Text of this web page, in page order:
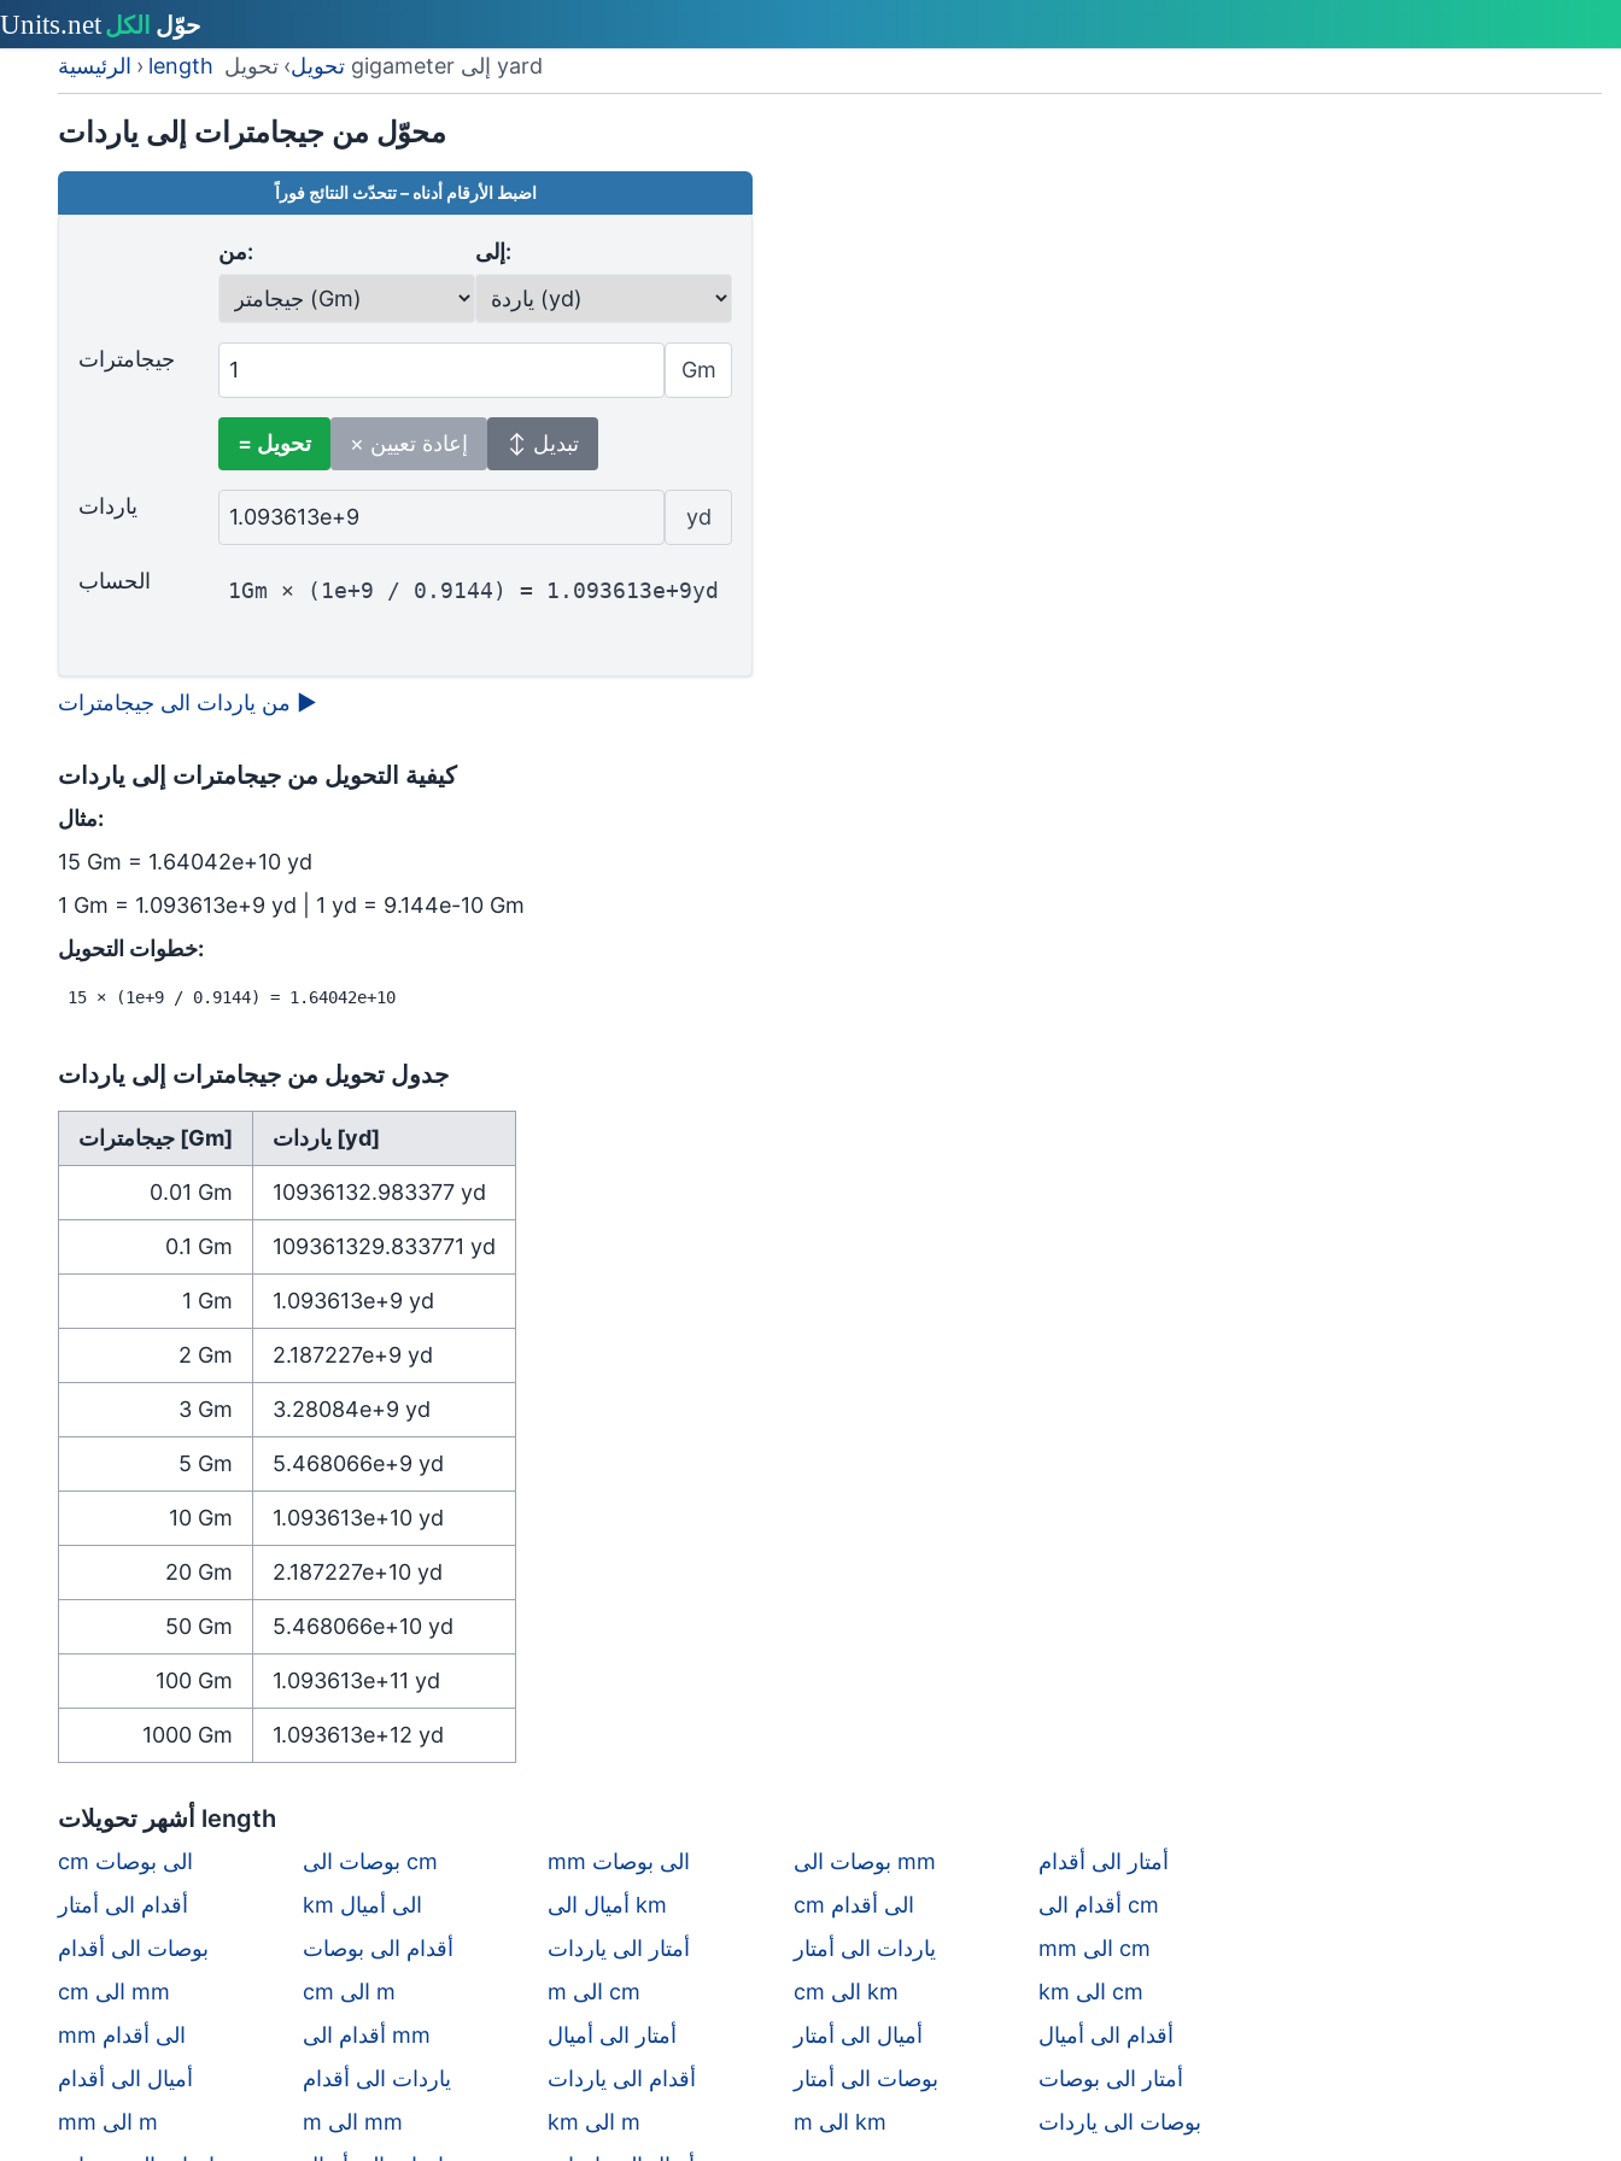
الرئيسية › length تحويل› تحويل gigameter إلى yard
محوّل من جيجامترات إلى ياردات
اضبط الأرقام أدناه – تتحدّث النتائج فوراً
من: إلى:
جيجامترات Gm
= تحويل × إعادة تعيين ↕ تبديل
ياردات 1.093613e+9 yd
الحساب 1Gm × (1e+9 / 0.9144) = 1.093613e+9yd
من ياردات الى جيجامترات ▶
كيفية التحويل من جيجامترات إلى ياردات
مثال:
15 Gm = 1.64042e+10 yd
1 Gm = 1.093613e+9 yd | 1 yd = 9.144e-10 Gm
خطوات التحويل:
15 × (1e+9 / 0.9144) = 1.64042e+10
جدول تحويل من جيجامترات إلى ياردات
جيجامترات [Gm] ياردات [yd]
0.01 Gm 10936132.983377 yd
0.1 Gm 109361329.833771 yd
1 Gm 1.093613e+9 yd
2 Gm 2.187227e+9 yd
3 Gm 3.28084e+9 yd
5 Gm 5.468066e+9 yd
10 Gm 1.093613e+10 yd
20 Gm 2.187227e+10 yd
50 Gm 5.468066e+10 yd
100 Gm 1.093613e+11 yd
1000 Gm 1.093613e+12 yd
أشهر تحويلات length
cm الى بوصات بوصات الى cm mm الى بوصات بوصات الى mm
أمتار الى أقدام
أقدام الى أمتار
km الى أميال أميال الى km cm الى أقدام
أقدام الى cm
بوصات الى أقدام
أقدام الى بوصات أمتار الى ياردات ياردات الى أمتار
mm الى cm
cm الى mm
cm الى m m الى cm cm الى km
km الى cm
mm الى أقدام
أقدام الى mm أمتار الى أميال أميال الى أمتار
أقدام الى أميال
أميال الى أقدام
ياردات الى أقدام أقدام الى ياردات بوصات الى أمتار
أمتار الى بوصات
mm الى m
m الى mm km الى m m الى km
بوصات الى ياردات